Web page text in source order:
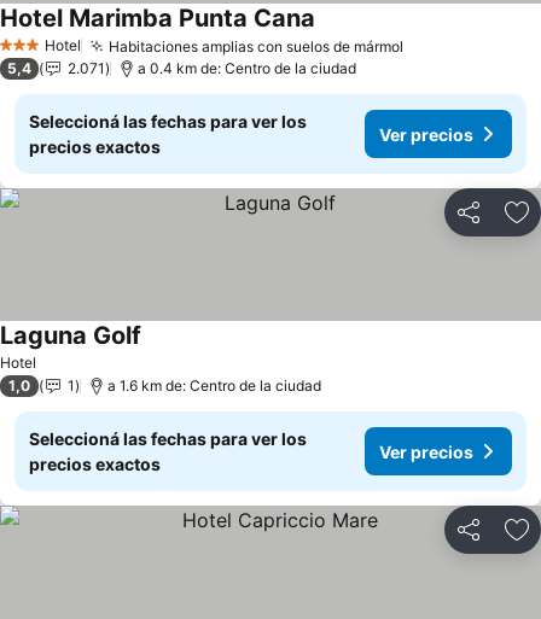
3 Estrellas
Hotel Habitaciones amplias con suelos de mármol
Hotel Marimba Punta Cana
5,4 2.071 a 0.4 km de: Centro de la ciudad
Seleccioná las fechas para ver los
precios exactos
Ver precios
Compartir
Hotel
Laguna Golf
1,0 1 a 1.6 km de: Centro de la ciudad
Seleccioná las fechas para ver los
precios exactos
Ver precios
Compartir